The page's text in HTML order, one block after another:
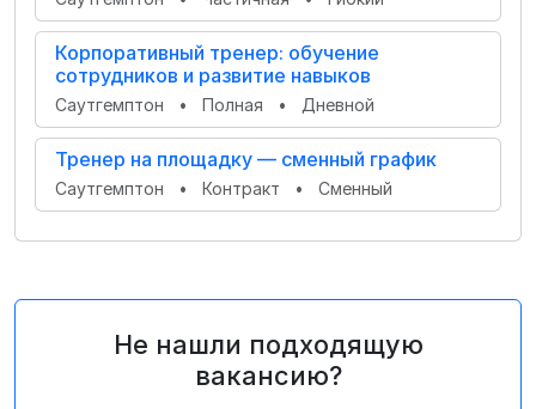
Корпоративный тренер: обучение
сотрудников и развитие навыков
Саутгемптон • Полная • Дневной
Тренер на площадку — сменный график
Саутгемптон • Контракт • Сменный
Не нашли подходящую
вакансию?